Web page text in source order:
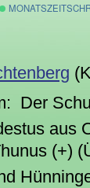
Der
aus
(+)